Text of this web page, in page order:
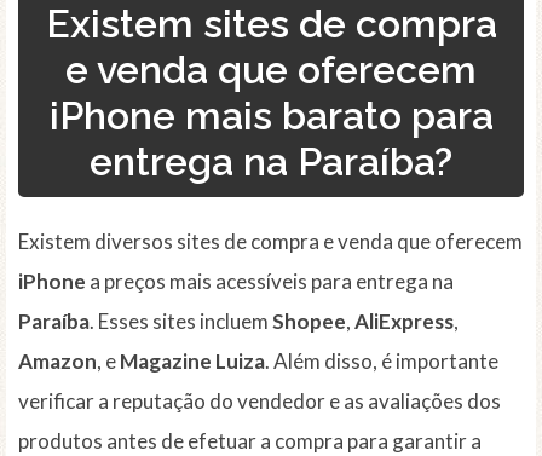
Existem sites de compra
e venda que oferecem
iPhone mais barato para
entrega na Paraíba?
Existem diversos sites de compra e venda que oferecem
iPhone a preços mais acessíveis para entrega na
Paraíba. Esses sites incluemShopee,AliExpress,
Amazon, eMagazine Luiza. Além disso, é importante
verificar a reputação do vendedor e as avaliações dos
produtos antes de efetuar a compra para garantir a